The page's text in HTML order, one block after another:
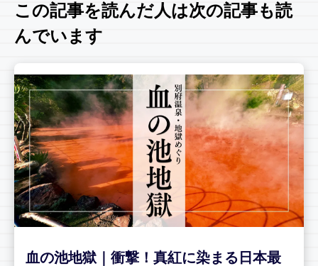
この記事を読んだ人は次の記事も読
んでいます
血の池地獄｜衝撃！真紅に染まる日本最